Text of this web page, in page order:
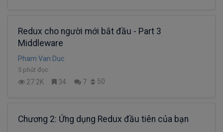
Redux cho người mới bắt đầu - Part 3
Middleware
Pham Van Duc
5 phút đọc
27.2K 34 7 50
Chương 2: Ứng dụng Redux đầu tiên của bạn